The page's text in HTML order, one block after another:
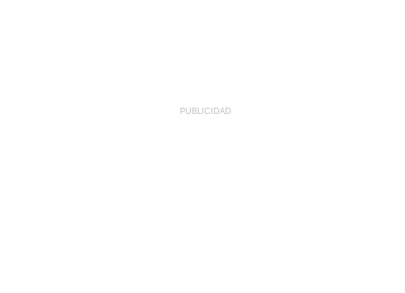
PUBLICIDAD